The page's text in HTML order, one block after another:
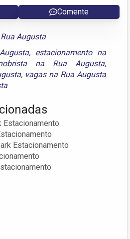
Comente
Augusta
, estacionamento na
na Rua Augusta,
, vagas na Rua Augusta
Estacionamento
Estacionamento